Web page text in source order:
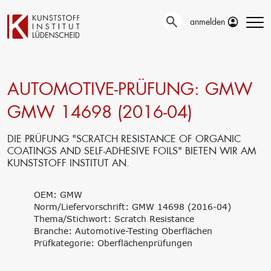
anmelden
Technische
Entwicklung
Oberflächentechnik
Neue Materialien
Anwendungstechnik
Aktuelle
Verbundprojekte
Prüfung
Automotive- und
Werkstoffprüfungen
Material– &
Schadensanalyse
Recycling
Materialdatenbanken
Aus- und
Weiterbildung
Unser Portfolio
Firmenschulungen
Aktuelle Termine
Forschung
Projekte fördern lassen
Forschungsinfrastruktur
Forschungsschwerpunkte
Forschungsprojekte
AUTOMOTIVE-PRÜFUNG: GMW
GMW 14698 (2016-04)
DIE PRÜFUNG "SCRATCH RESISTANCE OF ORGANIC
COATINGS AND SELF-ADHESIVE FOILS" BIETEN WIR AM
KUNSTSTOFF INSTITUT AN.
OEM: GMW
Norm/Liefervorschrift: GMW 14698 (2016-04)
Thema/Stichwort: Scratch Resistance
Branche: Automotive-Testing Oberflächen
Prüfkategorie: Oberflächenprüfungen